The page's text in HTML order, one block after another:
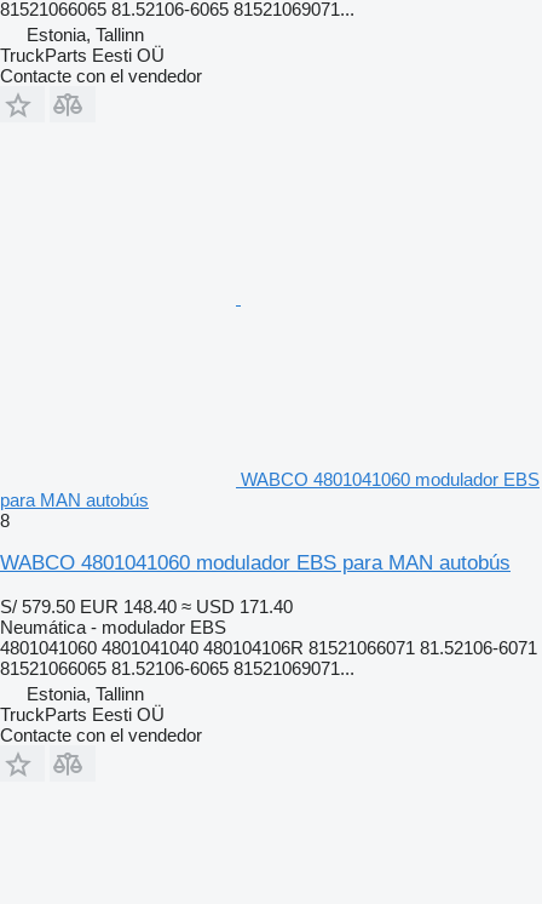
81521066065 81.52106-6065 81521069071...
Estonia, Tallinn
TruckParts Eesti OÜ
Contacte con el vendedor
WABCO 4801041060 modulador EBS
para MAN autobús
8
WABCO 4801041060 modulador EBS para MAN autobús
S/ 579.50 EUR 148.40 ≈ USD 171.40
Neumática - modulador EBS
4801041060 4801041040 480104106R 81521066071 81.52106-6071
81521066065 81.52106-6065 81521069071...
Estonia, Tallinn
TruckParts Eesti OÜ
Contacte con el vendedor